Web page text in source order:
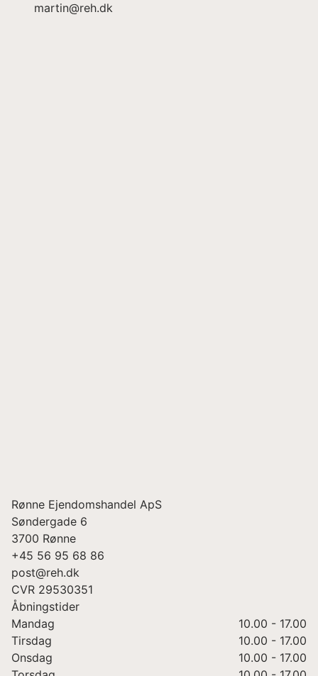
martin@reh.dk
Rønne Ejendomshandel ApS
Søndergade 6
3700 Rønne
+45 56 95 68 86
post@reh.dk
CVR 29530351
Åbningstider
Mandag
10.00 - 17.00
Tirsdag
10.00 - 17.00
Onsdag
10.00 - 17.00